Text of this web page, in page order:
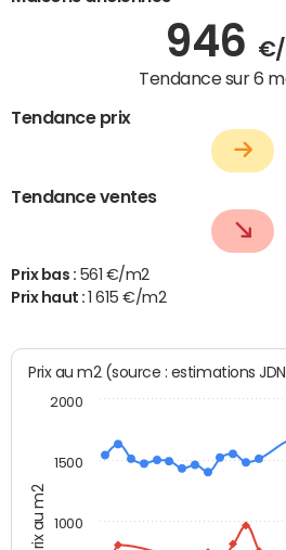
946 €/
Tendance sur 6
Tendance prix
Tendance ventes
Prix bas : 561 €/m2
Prix haut :
1 615 €/m2
Prix au m2
Prix au m2 (source : estimations
1000
1500
2000